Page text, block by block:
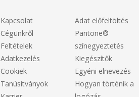
Kapcsolat
Cégünkről
Feltételek
Adatkezelés
Cookiek
Tanúsítványok
Adat előfeltöltés
Pantone®
színegyeztetés
Kiegészítők
Egyéni elnevezés
Hogyan történik a